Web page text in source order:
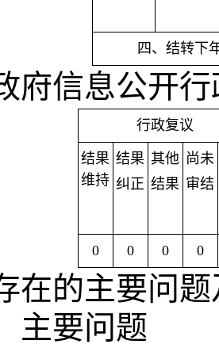
四、结转下
府信息公开
行政复议
结果
维持
结果
纠正
其他
结果
尚未
审结
0 0 0 0
在的主要问
主要问题